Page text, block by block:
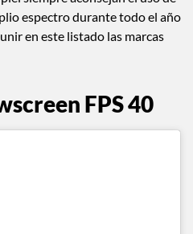
espectro durante todo el año
en este listado las marcas
FPS 40